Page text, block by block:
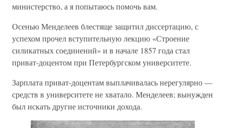
министерство, а я попытаюсь помочь вам.
Осенью Менделеев блестяще защитил диссертацию, с
успехом прочел вступительную лекцию «Строение
силикатных соединений» и в начале 1857 года стал
приват-доцентом при Петербургском университете.
Зарплата приват-доцентам выплачивалась нерегулярно —
средств в университете не хватало. Менделеев; вынужден
был искать другие источники дохода.